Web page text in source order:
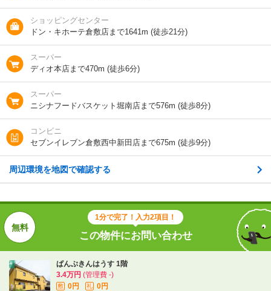
この物件にお問い合わせ
ぱんぷきんはうす 1階
3.4万円 (管理費 -)
敷
ワンルーム｜25.92m²｜1階/2階建
最新の空室状況を知りたい
実際に 詳しく知りたい
間取りや設備を
不動産会社に相談したい
ショッピングセンター
ドン・キホーテ倉敷店まで1641m (徒歩21分)
スーパー
ディオ本店まで470m (徒歩6分)
スーパー
ニシナフードバスケット堀南店まで576m (徒歩8分)
コンビニ
セブンイレブン倉敷西中新田店まで675m (徒歩9分)
周辺環境を地図で確認する
1分で完了！入力2項目！
この物件にお問い合わせ
ぱんぷきんはうす 1階
3.4万円 (管理費 -)
敷 0円 礼
0円